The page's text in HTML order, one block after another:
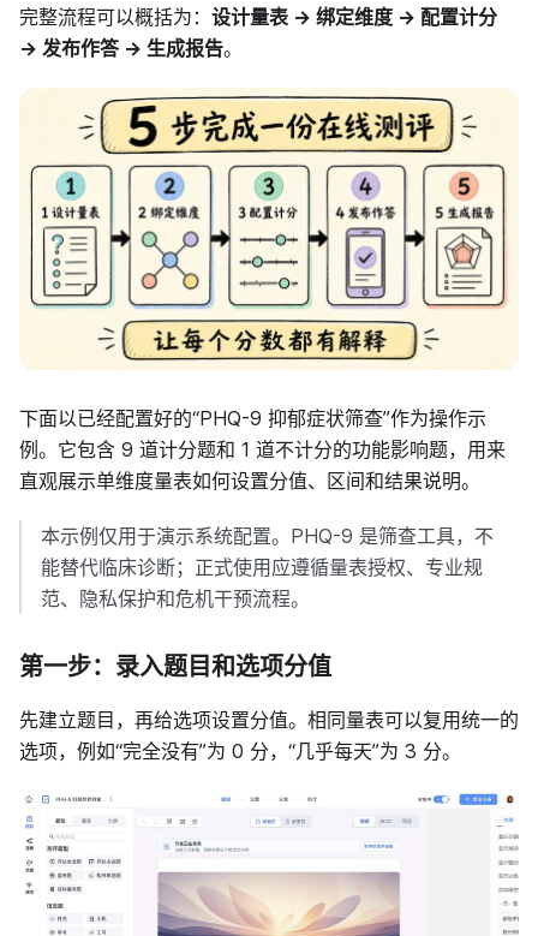
完整流程可以概括为： 设计量表 → 绑定维度 → 配置计分
→ 发布作答 → 生成报告。
下面以已经配置好的“PHQ-9 抑郁症状筛查”作为操作示
例。它包含 9 道计分题和 1 道不计分的功能影响题，用来
直观展示单维度量表如何设置分值、区间和结果说明。
本示例仅用于演示系统配置。PHQ-9 是筛查工具，不
能替代临床诊断；正式使用应遵循量表授权、专业规
范、隐私保护和危机干预流程。
第一步：录入题目和选项分值
先建立题目，再给选项设置分值。相同量表可以复用统一的
选项，例如“完全没有”为 0 分，“几乎每天”为 3 分。